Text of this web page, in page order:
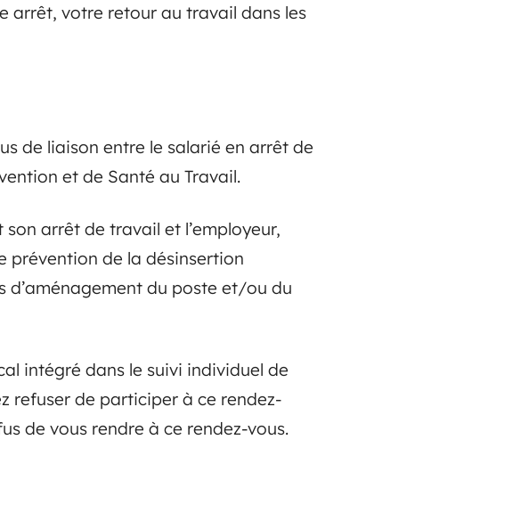
arrêt, votre retour au travail dans les
de liaison entre le salarié en arrêt de
et de Santé au Travail.
arrêt de travail et l’employeur,
prévention de la désinsertion
d’aménagement du poste et/ou du
intégré dans le suivi individuel de
refuser de participer à ce rendez-
de vous rendre à ce rendez-vous.